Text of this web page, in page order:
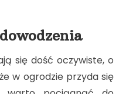
się dość oczywiste, o
w ogrodzie przyda się